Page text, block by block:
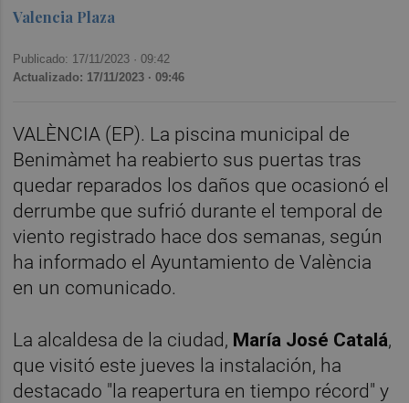
Valencia Plaza
Publicado: 17/11/2023 ·09:42
Actualizado: 17/11/2023 · 09:46
VALÈNCIA (EP). La piscina municipal de
Benimàmet ha reabierto sus puertas tras
quedar reparados los daños que ocasionó el
derrumbe que sufrió durante el temporal de
viento registrado hace dos semanas, según
ha informado el Ayuntamiento de València
en un comunicado.
La alcaldesa de la ciudad, María José Catalá,
que visitó este jueves la instalación, ha
destacado "la reapertura en tiempo récord" y